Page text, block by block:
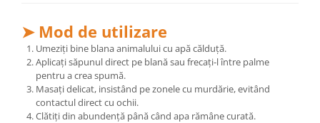
➤ Mod de utilizare
Umeziți bine blana animalului cu apă călduță.
Aplicați săpunul direct pe blană sau frecați-l între palme
pentru a crea spumă.
Masați delicat, insistând pe zonele cu murdărie, evitând
contactul direct cu ochii.
Clătiți din abundență până când apa rămâne curată.